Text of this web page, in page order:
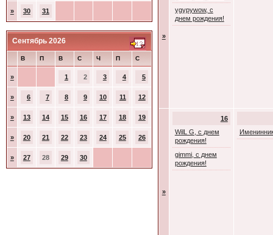
» 30 31
Сентябрь 2026
В П В С Ч П С
» 1 2 3 4 5
» 6 7 8 9 10 11 12
» 13 14 15 16 17 18 19
» 20 21 22 23 24 25 26
» 27 28 29 30
»
ygypywow, с
днем рождения!
»
16
WilL G, с днем
рождения!
gimmi, с днем
рождения!